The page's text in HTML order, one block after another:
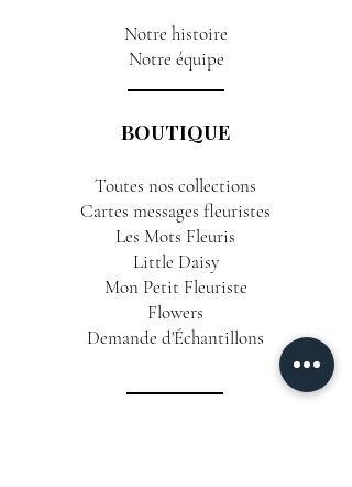
Notre histoire
Notre équipe
BOUTIQUE
Toutes nos collections
Cartes messages fleuristes
Les Mots Fleuris
Little Daisy
Mon Petit Fleuriste
Flowers
Demande d'Échantillons